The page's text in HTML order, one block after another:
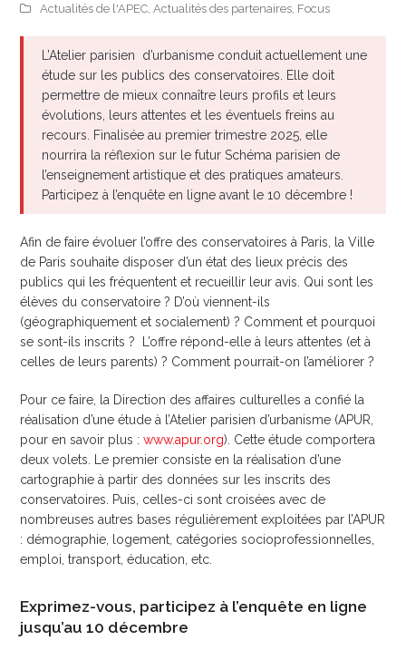
Actualités de l'APEC ,Actualités des partenaires Focus
L’Atelier parisien d’urbanisme conduit actuellement une
étude sur les publics des conservatoires. Elle doit
permettre de mieux connaître leurs profils et leurs
évolutions, leurs attentes et les éventuels freins au
recours. Finalisée au premier trimestre 2025, elle
nourrira la réflexion sur le futur Schéma parisien de
l’enseignement artistique et des pratiques amateurs.
Participez à l’enquête en ligne avant le 10 décembre !
Afin de faire évoluer l’offre des conservatoires à Paris, la Ville
de Paris souhaite disposer d’un état des lieux précis des
publics qui les fréquentent et recueillir leur avis. Qui sont les
élèves du conservatoire ? D’où viennent-ils
(géographiquement et socialement) ? Comment et pourquoi
se sont-ils inscrits ? L’offre répond-elle à leurs attentes (et à
celles de leurs parents) ? Comment pourrait-on l’améliorer ?
Pour ce faire, la Direction des affaires culturelles a confié la
réalisation d’une étude à l’Atelier parisien d’urbanisme (APUR,
pour en savoir plus :www.apur.org). Cette étude comportera
deux volets. Le premier consiste en la réalisation d’une
cartographie à partir des données sur les inscrits des
conservatoires. Puis, celles-ci sont croisées avec de
nombreuses autres bases régulièrement exploitées par l’APUR
: démographie, logement, catégories socioprofessionnelles,
emploi, transport, éducation, etc.
Exprimez-vous, participez à l’enquête en ligne
jusqu’au 10 décembre